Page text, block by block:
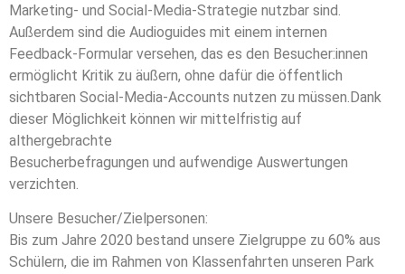
Marketing- und Social-Media-Strategie nutzbar sind.
Außerdem sind die Audioguides mit einem internen
Feedback-Formular versehen, das es den Besucher:innen
ermöglicht Kritik zu äußern, ohne dafür die öffentlich
sichtbaren Social-Media-Accounts nutzen zu müssen.Dank
dieser Möglichkeit können wir mittelfristig auf
althergebrachte
Besucherbefragungen und aufwendige Auswertungen
verzichten.
Unsere Besucher/Zielpersonen:
Bis zum Jahre 2020 bestand unsere Zielgruppe zu 60% aus
Schülern, die im Rahmen von Klassenfahrten unseren Park